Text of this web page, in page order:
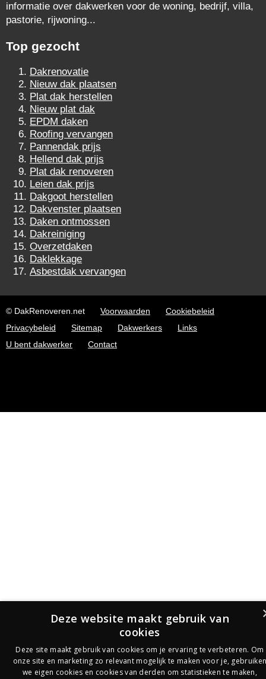
informatie over dakwerken voor de woning, bedrijf, villa,
pastorie, rijwoning...
Top gezocht
Dakrenovatie
Nieuw dak plaatsen
Plat dak herstellen
Nieuw plat dak
EPDM daken
Roofing vervangen
Pannendak prijs
Hellend dak prijs
Plat dak renoveren
Leien dak prijs
Dakgoot herstellen
Dakvenster plaatsen
Daken ontmossen
Dakreiniging
Overzetdaken
Daklekkage
Asbestdak vervangen
© DakRenoveren.net Voorwaarden
Cookiebeleid
Privacybeleid
Sitemap Dakwerkers
Links
U bent dakwerker
Contact
Deze website maakt gebruik van
cookies
Deze site maakt gebruik van cookies om je ervaring te verbeteren. Om
onze site en marketing zo relevant mogelijk te maken voor je,
we eigen cookies en cookies van derden om statistieken te maken,